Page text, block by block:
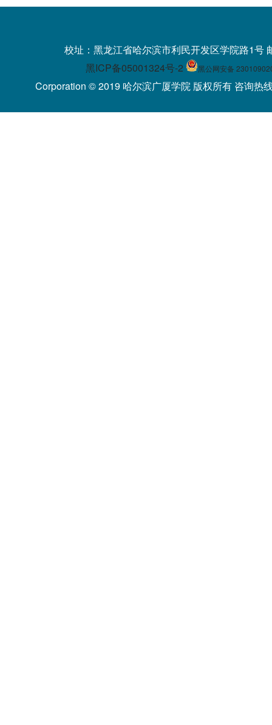
校址：黑龙江省哈尔滨市利民开发区学院路1号
黑ICP备05001324号-2
黑公网安备
Corporation © 2019 哈尔滨广厦学院 版权所有 咨询热